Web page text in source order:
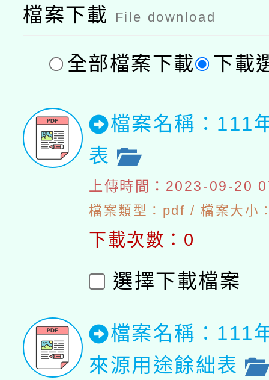
檔案下載 File download
全部檔案下載 下載
檔案名稱：111
表
上傳時間：2023-09-20
檔案類型：pdf / 檔案大小
下載次數：0
選擇下載檔案
檔案名稱：111
來源用途餘絀表